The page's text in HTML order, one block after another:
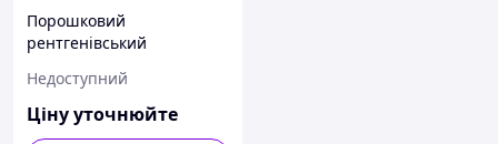
Порошковий
рентгенівський
Powder
Недоступний
Ціну уточнюйте